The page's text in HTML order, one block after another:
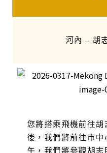
河內 – 胡
您將搭乘飛機前往胡
後，我們將前往市
午，我們將參觀胡志